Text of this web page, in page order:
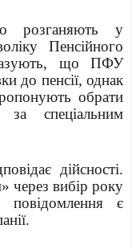
розганяють у
Пенсійного
що ПФУ
до пенсії, однак
обрати
спеціальним
дійсності.
через вибір року
є